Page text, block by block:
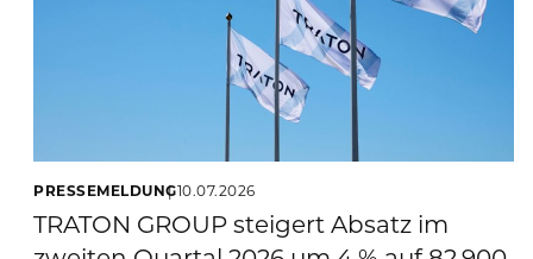
PRESSEMELDUNG10.07.2026
TRATON GROUP steigert Absatz im